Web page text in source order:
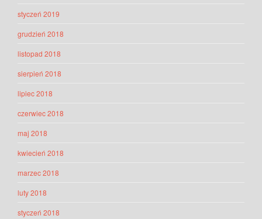
styczeń 2019
grudzień 2018
listopad 2018
sierpień 2018
lipiec 2018
czerwiec 2018
maj 2018
kwiecień 2018
marzec 2018
luty 2018
styczeń 2018